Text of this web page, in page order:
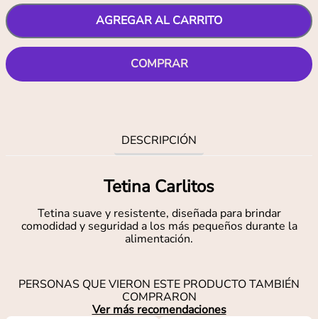
AGREGAR AL CARRITO
COMPRAR
DESCRIPCIÓN
Tetina Carlitos
Tetina suave y resistente, diseñada para brindar
comodidad y seguridad a los más pequeños durante la
alimentación.
PERSONAS QUE VIERON ESTE PRODUCTO TAMBIÉN
COMPRARON
Ver más recomendaciones